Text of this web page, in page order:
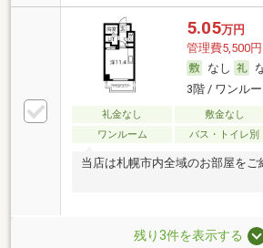
5.05万円
管理費5,500円
なし
3階 / ワンル
礼金なし 敷金なし
ワンルーム
バス・トイレ別
当店は札幌市内全域のお部屋をご
残り3件を表示する